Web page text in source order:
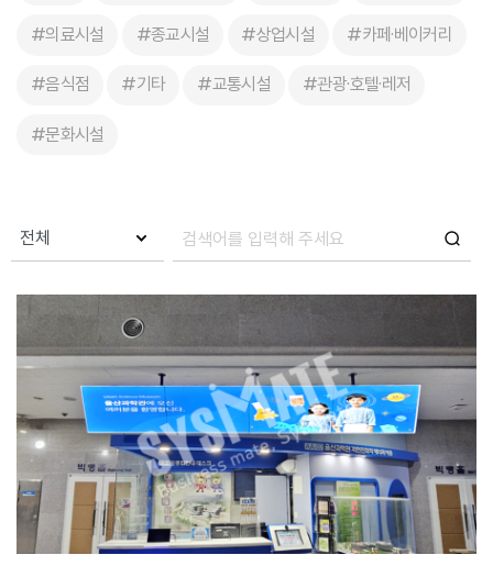
#의료시설
#종교시설 #상업시설
#카페·베이커리
#음식점
#기타 #교통시설
#관광·호텔·레저
#문화시설